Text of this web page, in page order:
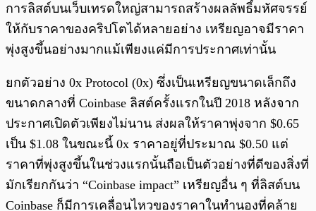
การลิสต์บนเว็บเทรดใหญ่สามารถสร้างผลลัพธิ์มหัศจรรย์
ให้กับราคาของคริปโตได้หลายอย่าง เหรียญอาจมีราคา
พุ่งสูงขึ้นอย่างมากแม้เพียงแค่มีการประกาศเท่านั้น
ยกตัวอย่าง 0x Protocol (0x) ซึ่งเป็นเหรียญขนาดเล็กถึง
ขนาดกลางที่ Coinbase ลิสต์ครั้งแรกในปี 2018 หลังจาก
ประกาศเปิดตัวเพียงไม่นาน ส่งผลให้ราคาพุ่งจาก $0.65
เป็น $1.08 ในขณะนี้ 0x ราคาอยู่ที่ประมาณ $0.50 แต่
ราคาที่พุ่งสูงขึ้นในช่วงแรกนั้นถือเป็นตัวอย่างที่ดีของสิ่งที่
มักเรียกกันว่า “Coinbase impact” เหรียญอื่น ๆ ที่ลิสต์บน
Coinbase ก็มีการเคลื่อนไหวของราคาในทำนองที่คล้าย